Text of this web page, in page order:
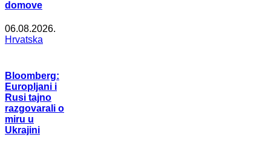
domove
06.08.2026.
Hrvatska
Bloomberg:
Europljani i
Rusi tajno
razgovarali o
miru u
Ukrajini